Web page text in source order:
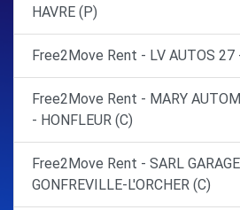
HAVRE (P)
Free2Move Rent - LV AUTOS 27
Free2Move Rent - MARY
- HONFLEUR (C)
Free2Move Rent - SARL
GONFREVILLE-L'ORCHER (C)